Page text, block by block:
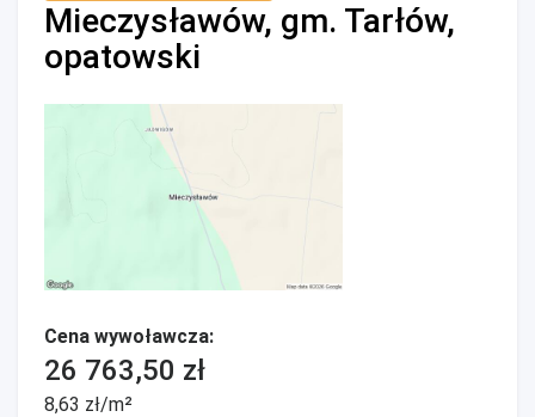
Mieczysławów, gm. Tarłów,
opatowski
Cena wywoławcza:
26 763,50 zł
8,63 zł/m²